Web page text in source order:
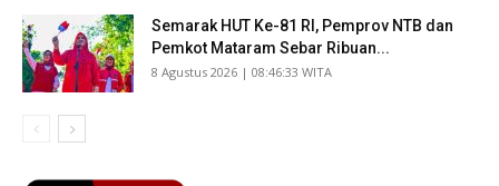
Semarak HUT Ke-81 RI, Pemprov NTB dan
Pemkot Mataram Sebar Ribuan...
​8 Agustus 2026 | 08:46:33 WITA